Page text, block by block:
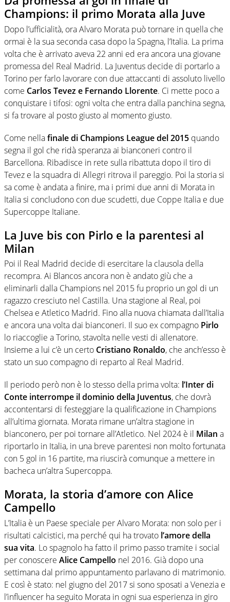
Champions: il primo Morata alla Juve
Dopo l’ufficialità, ora Alvaro Morata può tornare in quella che
ormai è la sua seconda casa dopo la Spagna, l’Italia. La prima
volta che è arrivato aveva 22 anni ed era ancora una giovane
promessa del Real Madrid. La Juventus decide di portarlo a
Torino per farlo lavorare con due attaccanti di assoluto livello
come Carlos Tevez e Fernando Llorente. Ci mette poco a
conquistare i tifosi: ogni volta che entra dalla panchina segna,
si fa trovare al posto giusto al momento giusto.
Come nellafinale di Champions League del 2015 quando
segna il gol che ridà speranza ai bianconeri contro il
Barcellona. Ribadisce in rete sulla ribattuta dopo il tiro di
Tevez e la squadra di Allegri ritrova il pareggio. Poi la storia si
sa come è andata a finire, ma i primi due anni di Morata in
Italia si concludono con due scudetti, due Coppe Italia e due
Supercoppe Italiane.
La Juve bis con Pirlo e la parentesi al
Milan
Poi il Real Madrid decide di esercitare la clausola della
recompra. Ai Blancos ancora non è andato giù che a
eliminarli dalla Champions nel 2015 fu proprio un gol di un
ragazzo cresciuto nel Castilla. Una stagione al Real, poi
Chelsea e Atletico Madrid. Fino alla nuova chiamata dall’Italia
e ancora una volta dai bianconeri. Il suo ex compagno Pirlo
lo riaccoglie a Torino, stavolta nelle vesti di allenatore.
Insieme a lui c’è un certo Cristiano Ronaldo, che anch’esso è
stato un suo compagno di reparto al Real Madrid.
Il periodo però non è lo stesso della prima volta: l’Inter di
Conte interrompe il dominio della Juventus, che dovrà
accontentarsi di festeggiare la qualificazione in Champions
all’ultima giornata. Morata rimane un’altra stagione in
bianconero, per poi tornare all’Atletico. Nel 2024 è il Milan a
riportarlo in Italia, in una breve parentesi non molto fortunata
con 5 gol in 16 partite, ma riuscirà comunque a mettere in
bacheca un’altra Supercoppa.
Morata, la storia d’amore con Alice
Campello
L’Italia è un Paese speciale per Alvaro Morata: non solo per i
risultati calcistici, ma perché qui ha trovato l’amore della
sua vita. Lo spagnolo ha fatto il primo passo tramite i social
per conoscere Alice Campello nel 2016. Già dopo una
settimana dal primo appuntamento parlavano di matrimonio.
E così è stato: nel giugno del 2017 si sono sposati a Venezia e
l’influencer ha seguito Morata in ogni sua esperienza in giro